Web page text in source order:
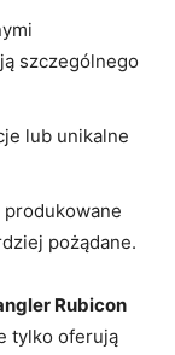
szczególnego
lub unikalne
produkowane
pożądane.
Rubicon
tylko oferują